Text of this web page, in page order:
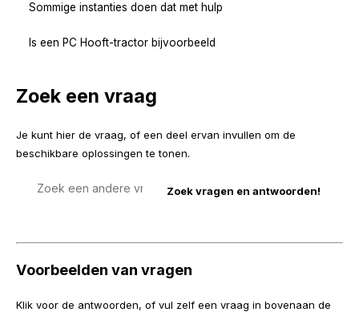
Sommige instanties doen dat met hulp
Is een PC Hooft-tractor bijvoorbeeld
Zoek een vraag
Je kunt hier de vraag, of een deel ervan invullen om de
beschikbare oplossingen te tonen.
Voorbeelden van vragen
Klik voor de antwoorden, of vul zelf een vraag in bovenaan de